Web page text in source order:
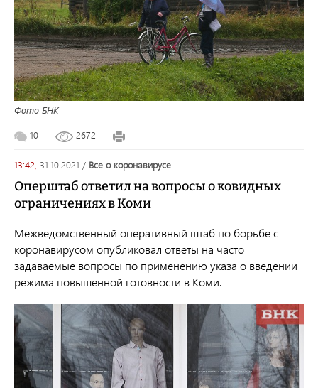
Фото БНК
10 2672
13:42, 31.10.2021 / все о коронавирусе
Оперштаб ответил на вопросы о ковидных
ограничениях в Коми
Межведомственный оперативный штаб по борьбе с
коронавирусом опубликовал ответы на часто
задаваемые вопросы по применению указа о введении
режима повышенной готовности в Коми.